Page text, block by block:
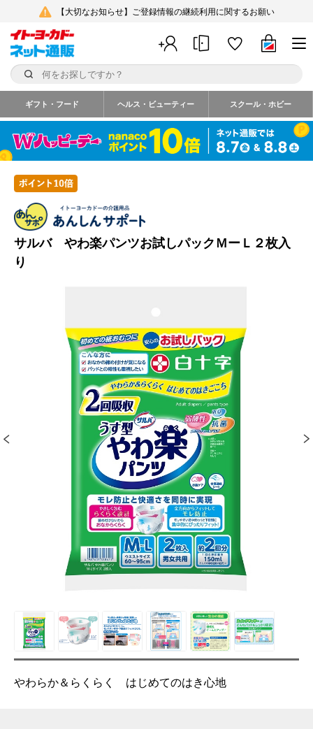
【大切なお知らせ】ご登録情報の継続利用に関するお願い
ギフト・フード ヘルス・ビューティー スクール・ホビー
サルバ やわ楽パンツお試しパックＭーＬ２枚入
り
やわらか＆らくらく はじめてのはき心地